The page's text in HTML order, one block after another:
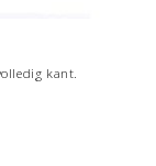
kant.